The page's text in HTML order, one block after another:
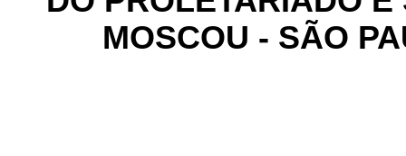
MOSCOU - SÃO